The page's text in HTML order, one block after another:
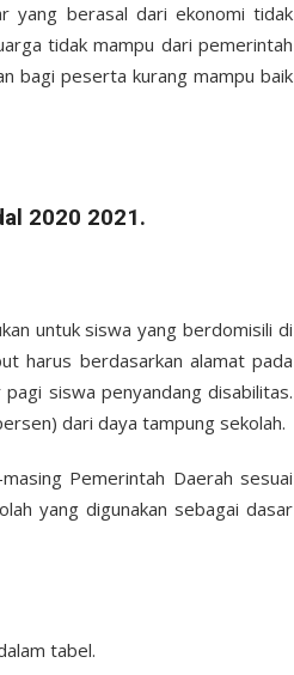
yang berasal dari ekonomi tidak
tidak mampu dari pemerintah
bagi peserta kurang mampu baik
2020 2021.
untuk siswa yang berdomisili di
harus berdasarkan alamat pada
siswa penyandang disabilitas.
dari daya tampung sekolah.
Pemerintah Daerah sesuai
yang digunakan sebagai dasar
tabel.